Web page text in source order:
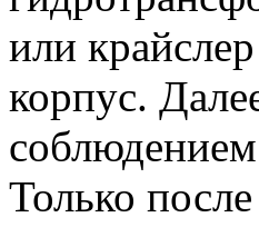
или
корпус.
соблюдением
Только